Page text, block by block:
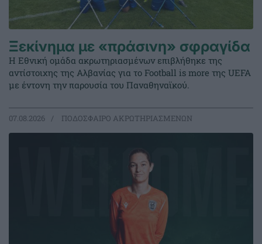
Ξεκίνημα με «πράσινη» σφραγίδα
Η Εθνική ομάδα ακρωτηριασμένων επιβλήθηκε της
αντίστοιχης της Αλβανίας για το Football is more της UEFA
με έντονη την παρουσία του Παναθηναϊκού.
07.08.2026 ΠΟΔΟΣΦΑΙΡΟ ΑΚΡΩΤΗΡΙΑΣΜΕΝΩΝ